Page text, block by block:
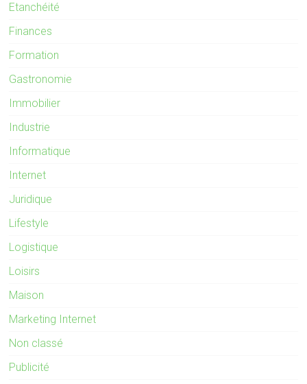
Etanchéité
Finances
Formation
Gastronomie
Immobilier
Industrie
Informatique
Internet
Juridique
Lifestyle
Logistique
Loisirs
Maison
Marketing Internet
Non classé
Publicité